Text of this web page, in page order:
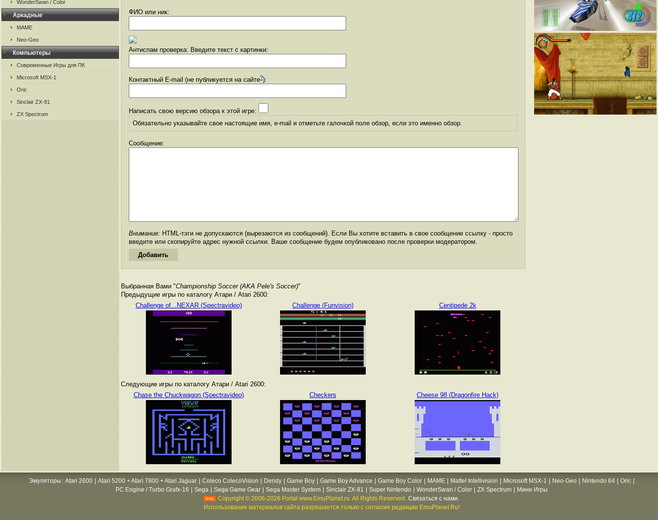
WonderSwan / Color
Аркадные
MAME
Neo-Geo
Компьютеры
Современные Игры для ПК
Microsoft MSX-1
Oric
Sinclair ZX-81
ZX Spectrum
ФИО или ник:
Антиспам проверка: Введите текст с картинки:
Контактный E-mail (не публикуется на сайте?):
Написать свою версию обзора к этой игре:
Обязательно указывайте свое настоящие имя, e-mail и отметьте галочкой поле обзор, если это именно обзор.
Сообщение:
Внимание: HTML-тэги не допускаются (вырезаются из сообщений). Если Вы хотите вставить в свое сообщение ссылку - просто
введите или скопируйте адрес нужной ссылки. Ваше сообщение будем опубликовано после проверки модератором.
Выбранная Вами "Championship Soccer (AKA Pele's Soccer)"
Предыдущие игры по каталогу Атари / Atari 2600:
Challenge of...NEXAR (Spectravideo)
Challenge (Funvision) Centipede 2k
Следующие игры по каталогу Атари / Atari 2600:
Chase the Chuckwagon (Spectravideo)
Checkers Cheese 98 (Dragonfire Hack)
Эмуляторы : Atari 2600 Atari 5200 + Atari 7800 + Atari Jaguar Coleco ColecoVision Dendy Game Boy Game Boy Advance Game Boy Color MAME Mattel Intellivision Microsoft MSX-1 Neo-Geo Nintendo 64 Oric
PC Engine / Turbo Grafx-16
Sega Sega Game Gear Sega Master System Sinclair ZX-81 Super Nintendo WonderSwan / Color ZX Spectrum
Мини Игры
Copyright © 2006-2026 Portal www.EmuPlanet.ru. All Rights Reserved. Связаться с нами.
Использование материалов сайта разрешается только с согласия редакции EmuPlanet.Ru!